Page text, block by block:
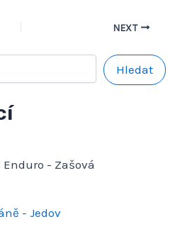
NEXT
Hledat
- Zašová
- Jedov